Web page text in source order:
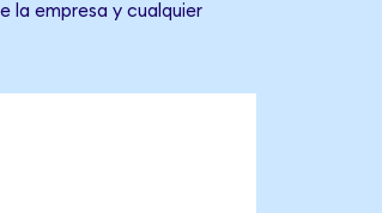
la empresa y cualquier